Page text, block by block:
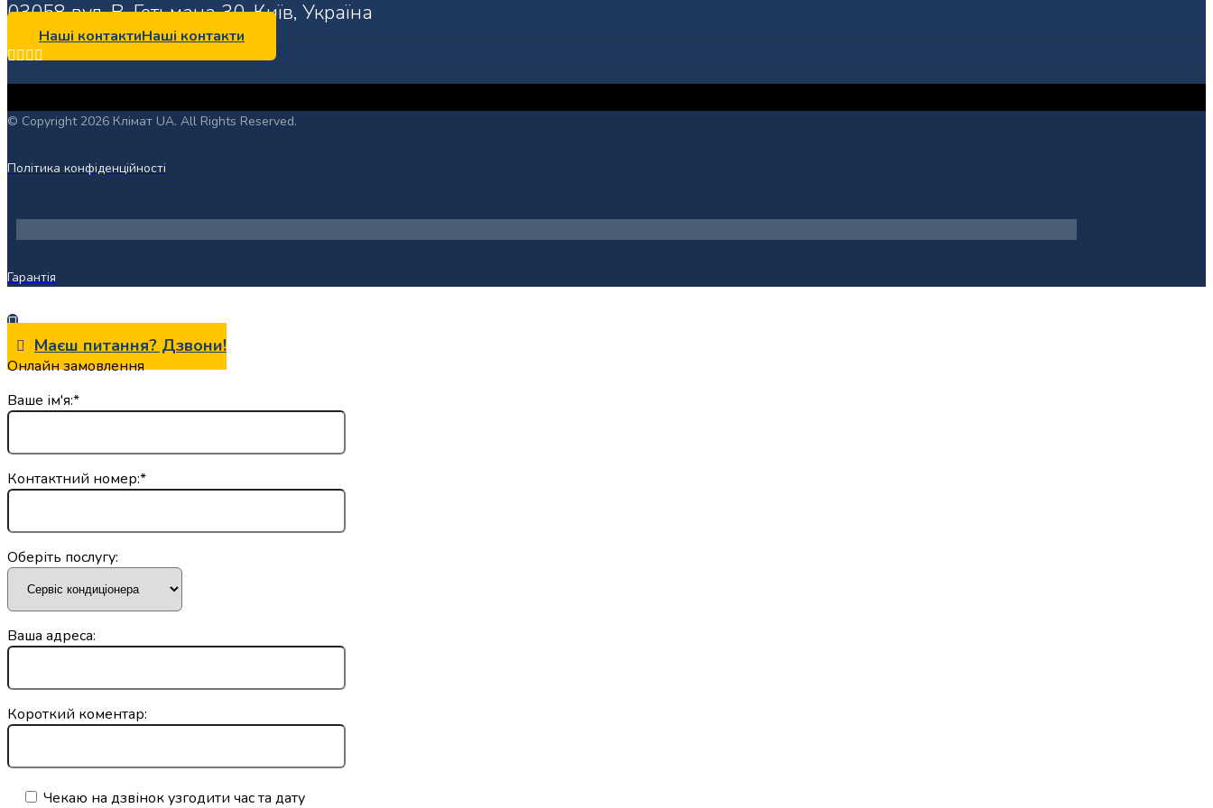
03058 вул. В. Гетьмана 30, Київ, Україна
Наші контактиНаші контакти
© Copyright 2026 Клімат UA. All Rights Reserved.
Політика конфіденційності
Гарантія
Маєш питання? Дзвони!
Онлайн замовлення
Ваше ім'я:*
Контактний номер:*
Оберіть послугу:
Ваша адреса:
Короткий коментар:
Чекаю на дзвінок узгодити час та дату